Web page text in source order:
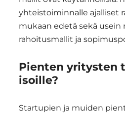
yhteistoiminnalle ajalliset
mukaan edetä sekä usein
rahoitusmallit ja
Pienten yritysten
isoille?
Startupien ja muiden